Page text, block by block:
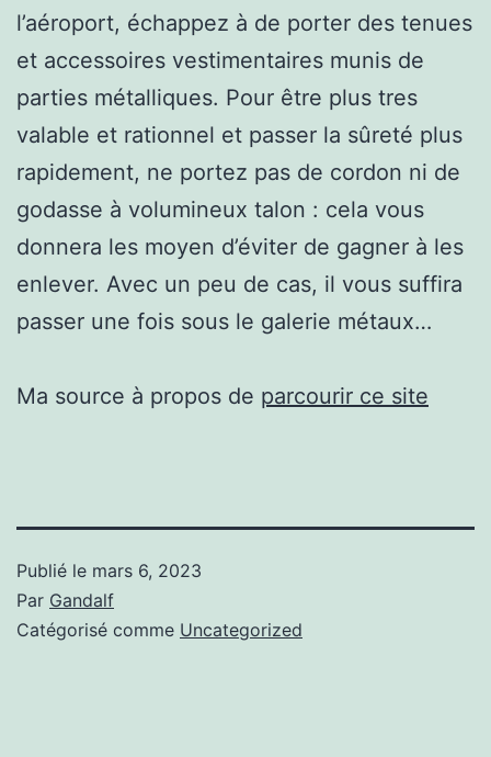
l’aéroport, échappez à de porter des tenues
et accessoires vestimentaires munis de
parties métalliques. Pour être plus tres
valable et rationnel et passer la sûreté plus
rapidement, ne portez pas de cordon ni de
godasse à volumineux talon : cela vous
donnera les moyen d’éviter de gagner à les
enlever. Avec un peu de cas, il vous suffira
passer une fois sous le galerie métaux…
Ma source à propos de parcourir ce site
Publié le mars 6, 2023
Par Gandalf
Catégorisé comme Uncategorized